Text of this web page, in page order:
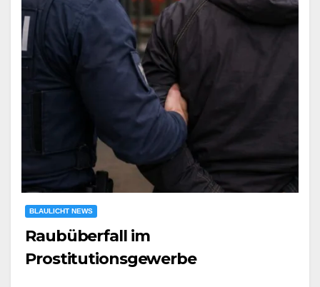
BLAULICHT NEWS
Raubüberfall im
Prostitutionsgewerbe